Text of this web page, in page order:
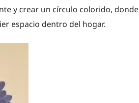
y crear un círculo colorido, donde
espacio dentro del hogar.